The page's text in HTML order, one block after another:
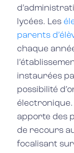
lycées. Les
parents
chaque
instaurées
possibilité
électronique.
apporte des
de recours
focalisant